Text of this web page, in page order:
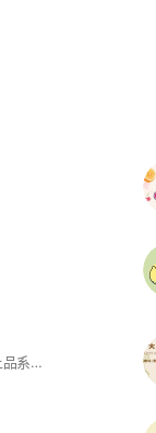
彤采鮮果-全台獨家販售稀有20種以上品系大湖草莓🍓自產自銷，批發零售，讓您吃的安心。紐西蘭澳洲櫻桃🍒，台產季節水果。 精緻水果禮盒。 水果基本保固服務，大桃園🈵500元免運費。外縣市黑貓冷藏運費150元